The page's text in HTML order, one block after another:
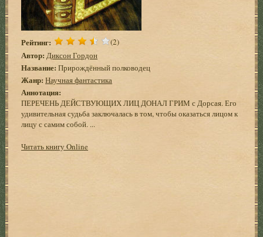
Рейтинг: (2)
Автор: Диксон Гордон
Название: Прирождённый полководец
Жанр: Научная фантастика
Аннотация:
ПЕРЕЧЕНЬ ДЕЙСТВУЮЩИХ ЛИЦ ДОНАЛ ГРИМ с Дорсая. Его
удивительная судьба заключалась в том, чтобы оказаться лицом к
лицу с самим собой. ...
Читать книгу Online